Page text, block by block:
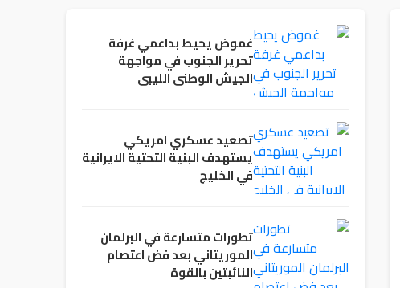
غموض يحيط بداعمي غرفة
تحرير الجنوب في مواجهة
الجيش الوطني الليبي
تصعيد عسكري امريكي
يستهدف البنية التحتية الايرانية
في الخليج
تطورات متسارعة في البرلمان
الموريتاني بعد فض اعتصام
النائبتين بالقوة